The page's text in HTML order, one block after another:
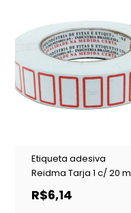
Etiqueta adesiva
Reidma Tarja 1 c/ 20 m
R$6,14